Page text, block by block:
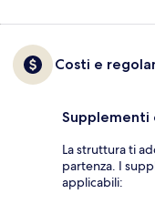
Costi e
La struttura ti
partenza. I
applicabili: